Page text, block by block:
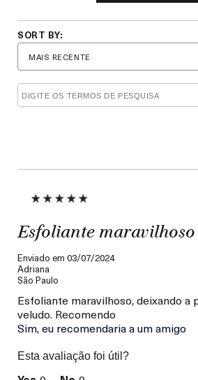
Esfoliante maravilhoso
Enviado em 03/07/2024
Adriana
São Paulo
Esfoliante maravilhoso, deixando a
veludo. Recomendo
Sim, eu recomendaria a um amigo
Esta avaliação foi útil?